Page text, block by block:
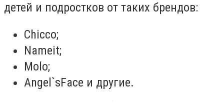
детей и подростков от таких брендов:
Chicco;
Nameit;
Molo;
Angel`sFace и другие.